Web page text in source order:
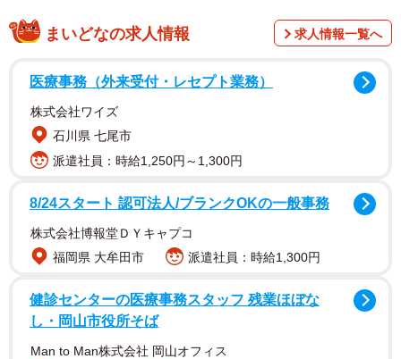
の風景が、日本人観光客の撮影スポットになっていると驚
を撮っていました。ボンクレ台湾さんの投稿のリプライに
も、他の方が撮影した看板の写真が何枚も並んでいます。
まいどなの求人情報 求人情報一覧へ
医療事務（外来受付・レセプト業務）
株式会社ワイズ
石川県 七尾市
派遣社員：時給1,250円～1,300円
8/24スタート 認可法人/ブランクOKの一般事務
株式会社博報堂ＤＹキャプコ
福岡県 大牟田市
派遣社員：時給1,300円
健診センターの医療事務スタッフ 残業ほぼな
し・岡山市役所そば
Man to Man株式会社 岡山オフィス